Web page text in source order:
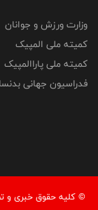
وزارت ورزش و جوانان
کمیته ملی المپیک
کمیته ملی پاراالمپیک
فدراسیون جهانی
© کليه حقوق خبری و